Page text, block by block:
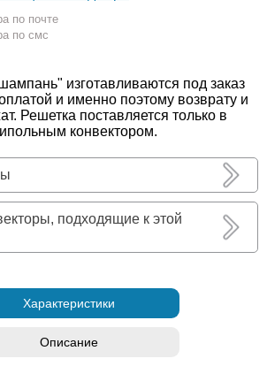
по почте
по смс
изготавливаются под заказ
и именно поэтому возврату и
Решетка поставляется только в
конвектором.
подходящие к этой
Характеристики
Описание